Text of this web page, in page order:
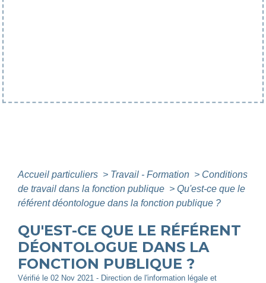
Accueil particuliers > Travail - Formation > Conditions
de travail dans la fonction publique > Qu'est-ce que le
référent déontologue dans la fonction publique ?
QU'EST-CE QUE LE RÉFÉRENT
DÉONTOLOGUE DANS LA
FONCTION PUBLIQUE ?
Vérifié le 02 Nov 2021 - Direction de l'information légale et